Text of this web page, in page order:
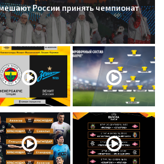
России принять чемпионат